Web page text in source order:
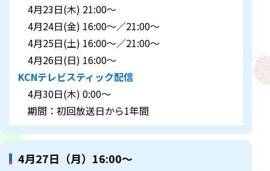
4月23日(木) 21:00～
4月24日(金) 16:00～／21:00～
4月25日(土) 16:00～／21:00～
4月26日(日) 16:00～
KCNテレビスティック配信
4月30日(木) 0:00～
期間：初回放送日から1年間
4月27日（月）16:00～